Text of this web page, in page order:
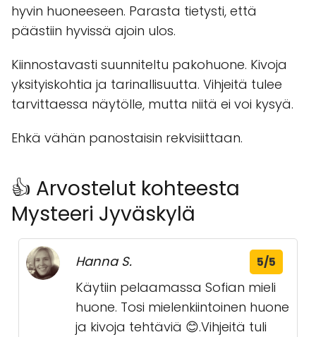
hyvin huoneeseen. Parasta tietysti, että
päästiin hyvissä ajoin ulos.
Kiinnostavasti suunniteltu pakohuone. Kivoja
yksityiskohtia ja tarinallisuutta. Vihjeitä tulee
tarvittaessa näytölle, mutta niitä ei voi kysyä.
Ehkä vähän panostaisin rekvisiittaan.
👍 Arvostelut kohteesta
Mysteeri Jyväskylä
Hanna S. 5/5
Käytiin pelaamassa Sofian mieli
huone. Tosi mielenkiintoinen huone
ja kivoja tehtäviä 😊.Vihjeitä tuli